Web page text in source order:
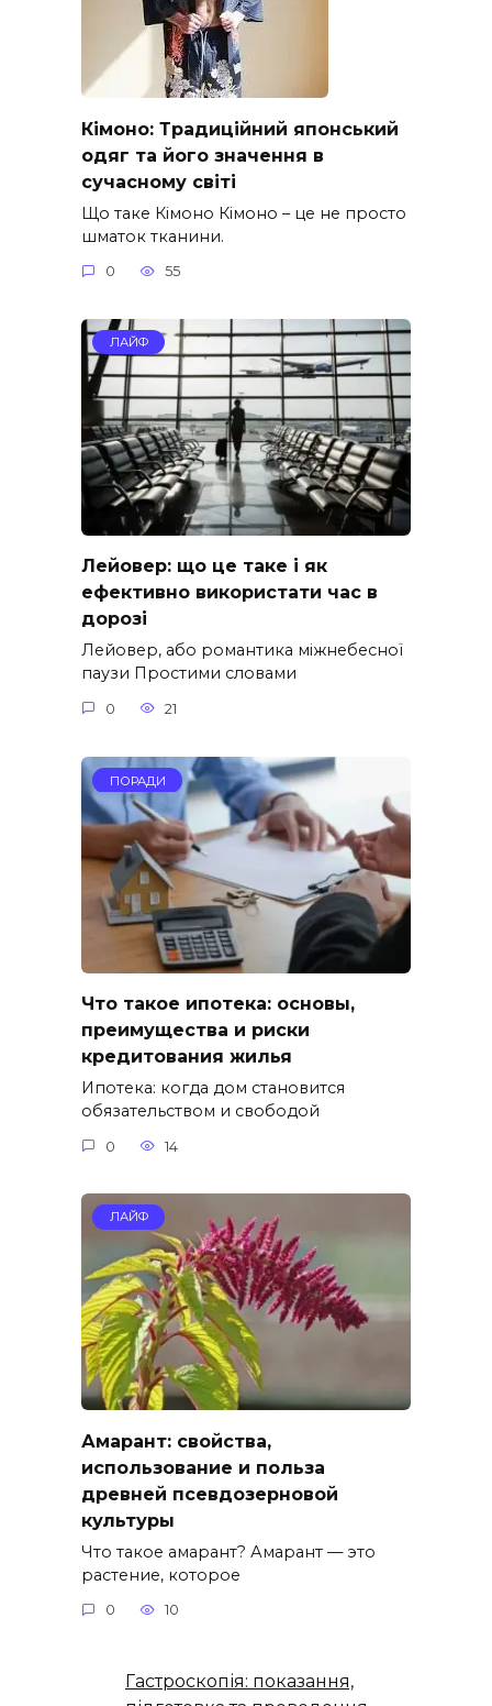
Кімоно: Традиційний японський
одяг та його значення в
сучасному світі
Що таке Кімоно Кімоно – це не просто
шматок тканини.
0 55
ЛАЙФ
Лейовер: що це таке і як
ефективно використати час в
дорозі
Лейовер, або романтика міжнебесної
паузи Простими словами
0 21
ПОРАДИ
Что такое ипотека: основы,
преимущества и риски
кредитования жилья
Ипотека: когда дом становится
обязательством и свободой
0 14
ЛАЙФ
Амарант: свойства,
использование и польза
древней псевдозерновой
культуры
Что такое амарант? Амарант — это
растение, которое
0 10
Гастроскопія: показання,